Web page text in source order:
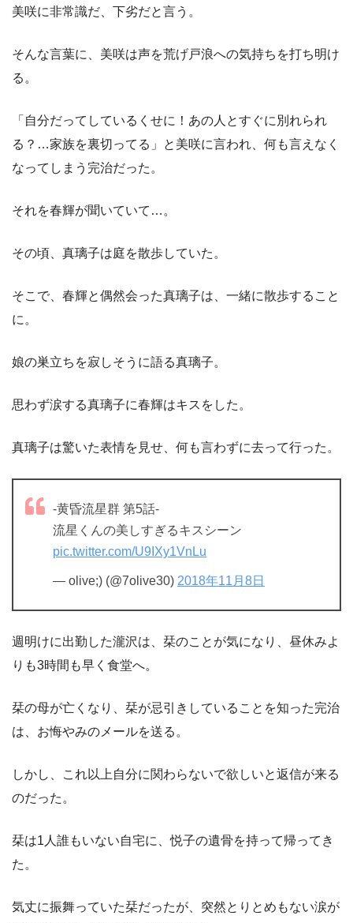
美咲に非常識だ、下劣だと言う。
そんな言葉に、美咲は声を荒げ戸浪への気持ちを打ち明け
る。
「自分だってしているくせに！あの人とすぐに別れられ
る？…家族を裏切ってる」と美咲に言われ、何も言えなく
なってしまう完治だった。
それを春輝が聞いていて…。
その頃、真璃子は庭を散歩していた。
そこで、春輝と偶然会った真璃子は、一緒に散歩すること
に。
娘の巣立ちを寂しそうに語る真璃子。
思わず涙する真璃子に春輝はキスをした。
真璃子は驚いた表情を見せ、何も言わずに去って行った。
-黄昏流星群 第5話-
流星くんの美しすぎるキスシーン
pic.twitter.com/U9IXy1VnLu
— olive;) (@7olive30) 2018年11月8日
週明けに出勤した瀧沢は、栞のことが気になり、昼休みよ
りも3時間も早く食堂へ。
栞の母が亡くなり、栞が忌引きしていることを知った完治
は、お悔やみのメールを送る。
しかし、これ以上自分に関わらないで欲しいと返信が来る
のだった。
栞は1人誰もいない自宅に、悦子の遺骨を持って帰ってき
た。
気丈に振舞っていた栞だったが、突然とりとめもない涙が